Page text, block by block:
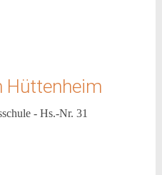
Hüttenheim
- Hs.-Nr. 31